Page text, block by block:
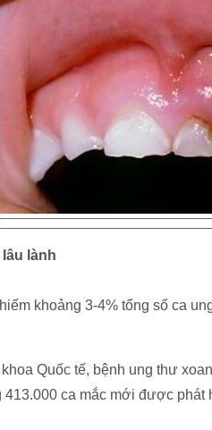
lành
khoảng 3-4% tổng số ca
Quốc tế, bệnh ung thư
413.000 ca mắc mới được phát